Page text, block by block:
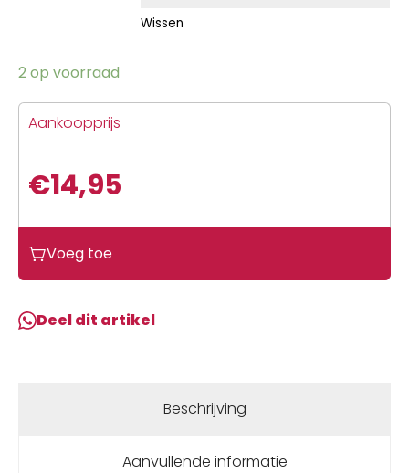
Wissen
2 op voorraad
Aankoopprijs
€14,95
Voeg toe
Deel dit artikel
Beschrijving
Aanvullende informatie